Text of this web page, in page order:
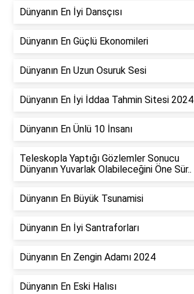
Dünyanın En İyi Dansçısı
Dünyanın En Güçlü Ekonomileri
Dünyanın En Uzun Osuruk Sesi
Dünyanın En İyi İddaa Tahmin Sitesi 2024
Dünyanın En Ünlü 10 İnsanı
Teleskopla Yaptığı Gözlemler Sonucu
Dünyanın Yuvarlak Olabileceğini Öne Sür..
Dünyanın En Büyük Tsunamisi
Dünyanın En İyi Santraforları
Dünyanın En Zengin Adamı 2024
Dünyanın En Eski Halısı